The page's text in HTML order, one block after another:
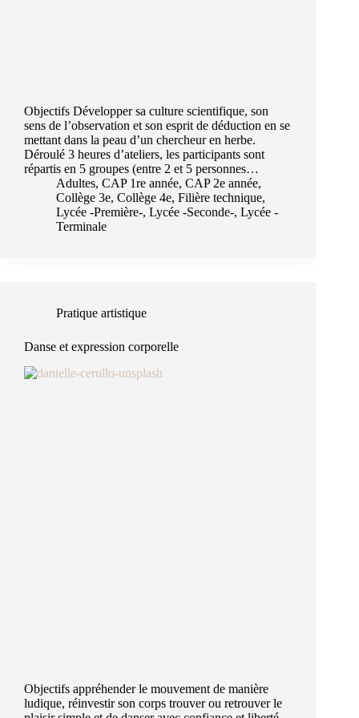
Objectifs Développer sa culture scientifique, son
sens de l’observation et son esprit de déduction en se
mettant dans la peau d’un chercheur en herbe.
Déroulé 3 heures d’ateliers, les participants sont
répartis en 5 groupes (entre 2 et 5 personnes…
Adultes, CAP 1re année, CAP 2e année,
Collège 3e, Collège 4e, Filière technique,
Lycée -Première-, Lycée -Seconde-, Lycée -
Terminale
Pratique artistique
Danse et expression corporelle
Objectifs appréhender le mouvement de manière
ludique, réinvestir son corps trouver ou retrouver le